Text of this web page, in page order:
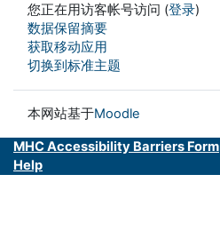
您正在用访客帐号访问 (登录)
‎数据保留摘要‎
获取移动应用
切换到标准主题
本网站基于Moodle
MHC Accessibility Barriers Form
Help